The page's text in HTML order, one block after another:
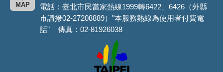
MAP
電話：臺北市民當家熱線1999轉6422、6426（外縣
市請撥02-27208889）"本服務熱線為使用者付費電
話" 傳真：02-81926038
市
政